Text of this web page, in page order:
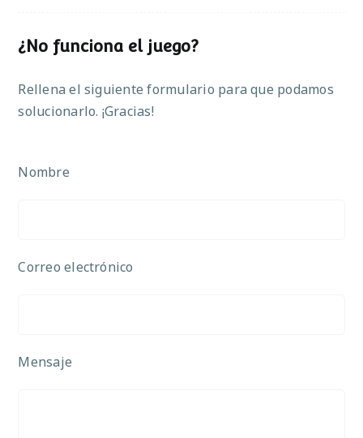
¿No funciona el juego?
Rellena el siguiente formulario para que podamos
solucionarlo. ¡Gracias!
Nombre
Correo electrónico
Mensaje